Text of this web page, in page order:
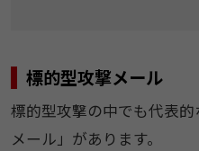
標​的型攻撃メール​
標的型攻撃の中でも代表
メール」があります。​